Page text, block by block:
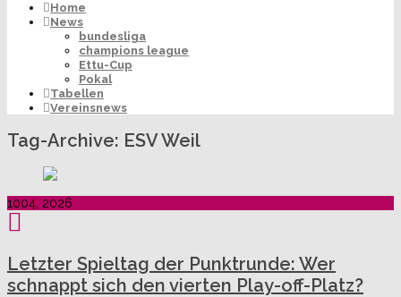
Home
News
bundesliga
champions league
Ettu-Cup
Pokal
Tabellen
Vereinsnews
Tag-Archive: ESV Weil
1004, 2026
Letzter Spieltag der Punktrunde: Wer
schnappt sich den vierten Play-off-Platz?